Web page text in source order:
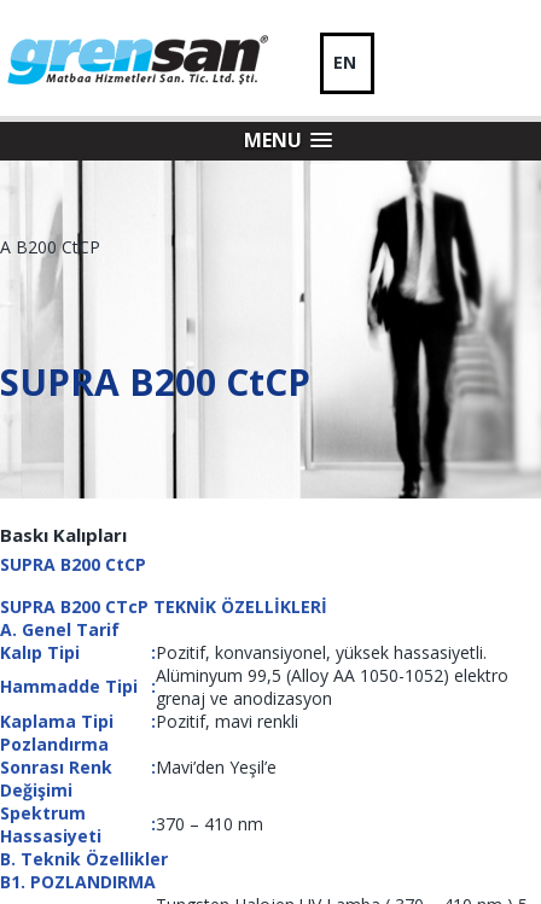
MENU
EN
SUPRA B200 CtCP
Baskı Kalıpları
SUPRA B200 CtCP
SUPRA B200 CTcP TEKNİK ÖZELLİKLERİ
A. Genel Tarif
Kalıp Tipi
:Pozitif, konvansiyonel, yüksek hassasiyetli.
Hammadde Tipi
:Alüminyum 99,5 (Alloy AA 1050-1052) elektro
grenaj ve anodizasyon
Kaplama Tipi
:Pozitif, mavi renkli
Pozlandırma
Sonrası Renk
Değişimi
:Mavi’den Yeşil’e
Spektrum
Hassasiyeti
:370 – 410 nm
B. Teknik Özellikler
B1. POZLANDIRMA